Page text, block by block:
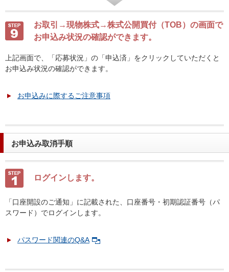
お取引→現物株式→株式公開買付（TOB）の画面で
お申込み状況の確認ができます。
上記画面で、「応募状況」の「申込済」をクリックしていただくと
お申込み状況の確認ができます。
お申込みに際するご注意事項
お申込み取消手順
ログインします。
「口座開設のご通知」に記載された、口座番号・初期認証番号（パ
スワード）でログインします。
パスワード関連のQ&A